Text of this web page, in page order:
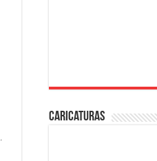
Caricaturas